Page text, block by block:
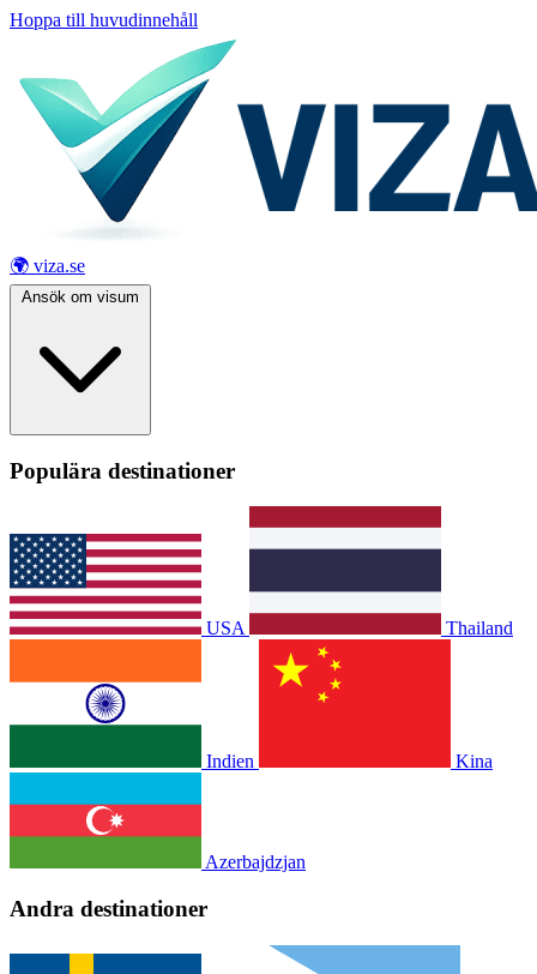
Hoppa till huvudinnehåll
🌍 viza.se
Ansök om visum
Populära destinationer
USA Thailand
Indien Kina
Azerbajdzjan
Andra destinationer